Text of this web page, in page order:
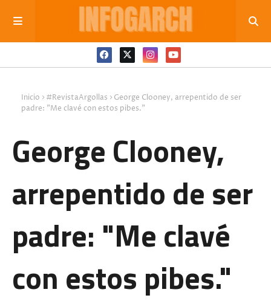
Inicio #RevistaArgollas
George Clooney, arrepentido de ser
padre: "Me clavé con estos pibes."
George Clooney,
arrepentido de ser
padre: "Me clavé
con estos pibes."